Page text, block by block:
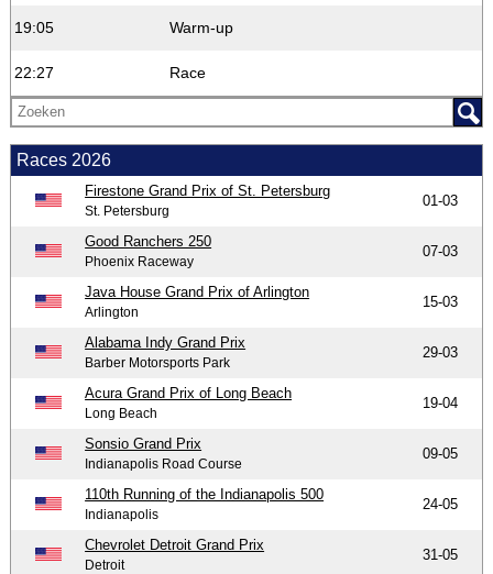
19:05 Warm-up
22:27 Race
Races 2026
Firestone Grand Prix of St. Petersburg
St. Petersburg
01-03
Good Ranchers 250
Phoenix Raceway
07-03
Java House Grand Prix of Arlington
Arlington
15-03
Alabama Indy Grand Prix
Barber Motorsports Park
29-03
Acura Grand Prix of Long Beach
Long Beach
19-04
Sonsio Grand Prix
Indianapolis Road Course
09-05
110th Running of the Indianapolis 500
Indianapolis
24-05
Chevrolet Detroit Grand Prix
Detroit
31-05